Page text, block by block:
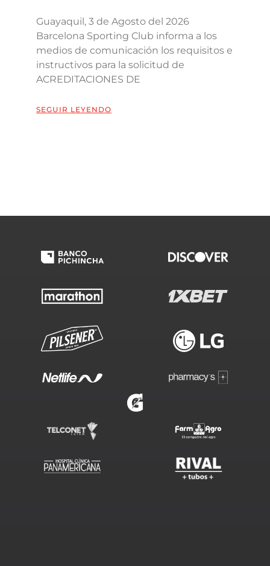
Guayaquil, 3 de Agosto del 2026
Barcelona Sporting Club informa a los
medios de comunicación los requisitos e
instructivos para la solicitud de
ACREDITACIONES DE
SEGUIR LEYENDO